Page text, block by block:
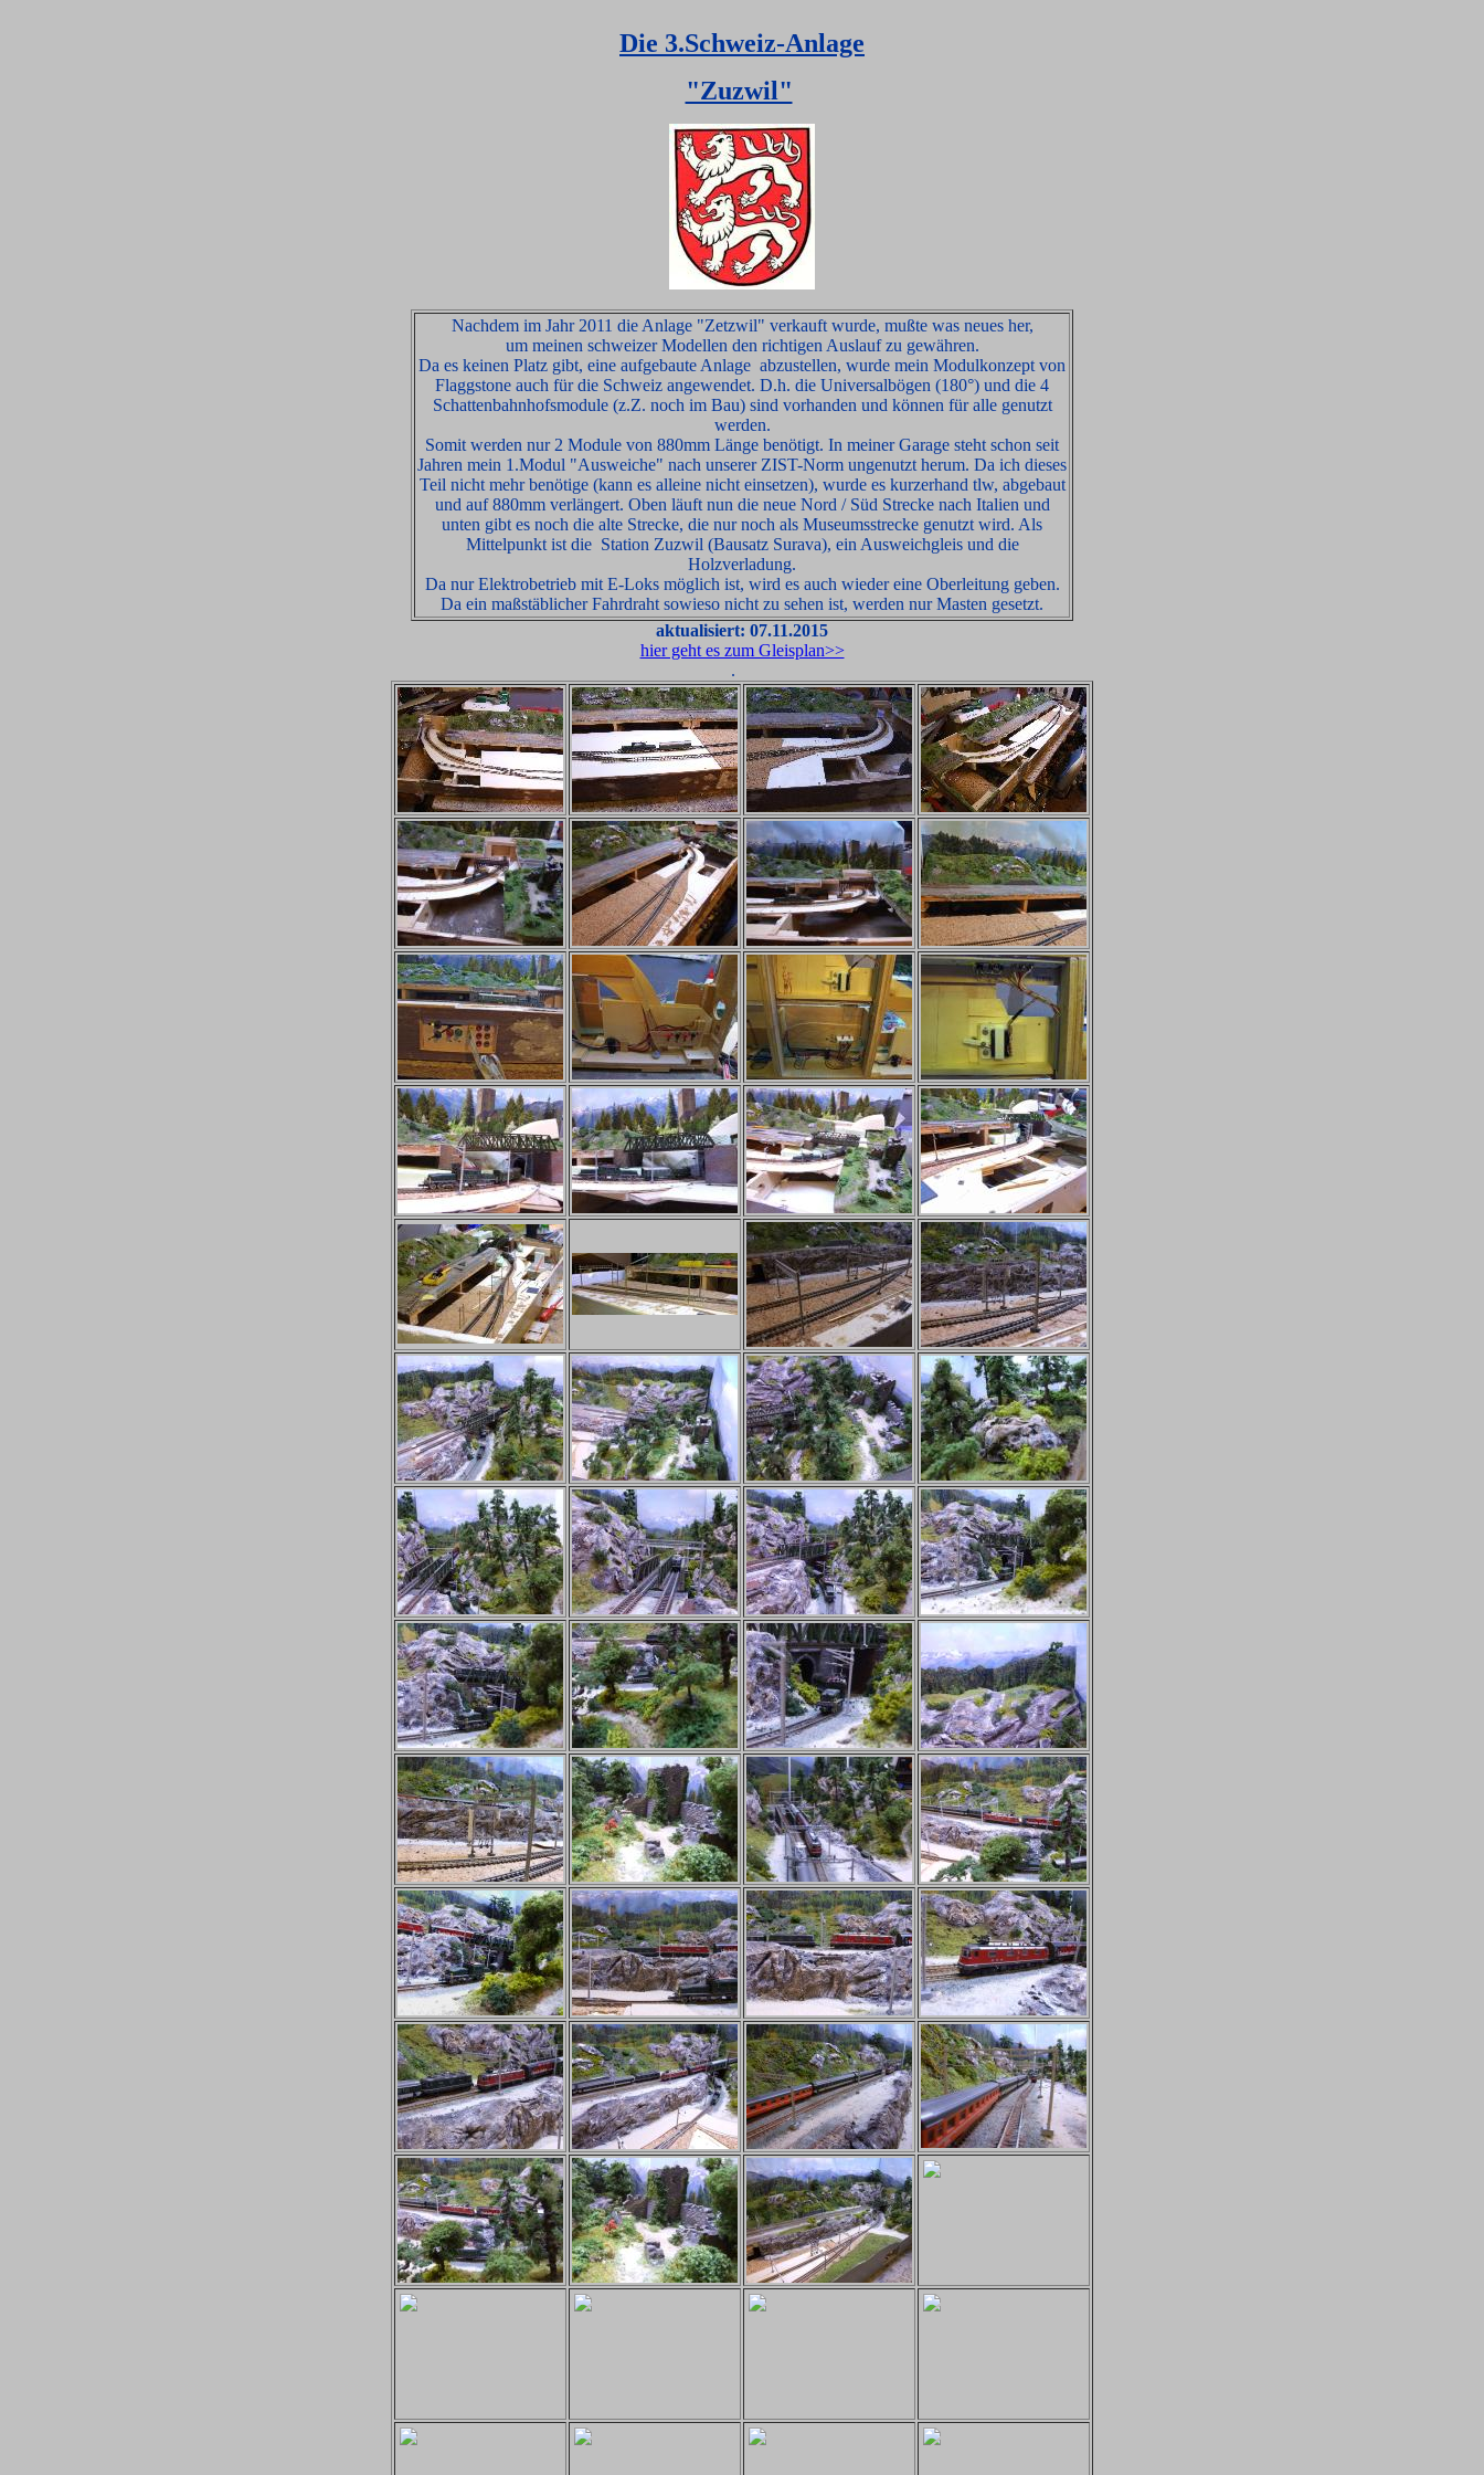
Die 3.Schweiz-Anlage
"Zuzwil"
Nachdem im Jahr 2011 die Anlage "Zetzwil" verkauft wurde, mußte was neues her,
um meinen schweizer Modellen den richtigen Auslauf zu gewähren.
Da es keinen Platz gibt, eine aufgebaute Anlage abzustellen, wurde mein Modulkonzept von
Flaggstone auch für die Schweiz angewendet. D.h. die Universalbögen (180°) und die 4
Schattenbahnhofsmodule (z.Z. noch im Bau) sind vorhanden und können für alle genutzt
werden.
Somit werden nur 2 Module von 880mm Länge benötigt. In meiner Garage steht schon seit
Jahren mein 1.Modul "Ausweiche" nach unserer ZIST-Norm ungenutzt herum. Da ich dieses
Teil nicht mehr benötige (kann es alleine nicht einsetzen), wurde es kurzerhand tlw, abgebaut
und auf 880mm verlängert. Oben läuft nun die neue Nord / Süd Strecke nach Italien und
unten gibt es noch die alte Strecke, die nur noch als Museumsstrecke genutzt wird. Als
Mittelpunkt ist die Station Zuzwil (Bausatz Surava), ein Ausweichgleis und die
Holzverladung.
Da nur Elektrobetrieb mit E-Loks möglich ist, wird es auch wieder eine Oberleitung geben.
Da ein maßstäblicher Fahrdraht sowieso nicht zu sehen ist, werden nur Masten gesetzt.
aktualisiert: 07.11.2015
hier geht es zum Gleisplan>>
.